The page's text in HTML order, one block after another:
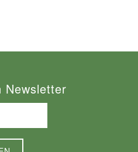
Newsletter